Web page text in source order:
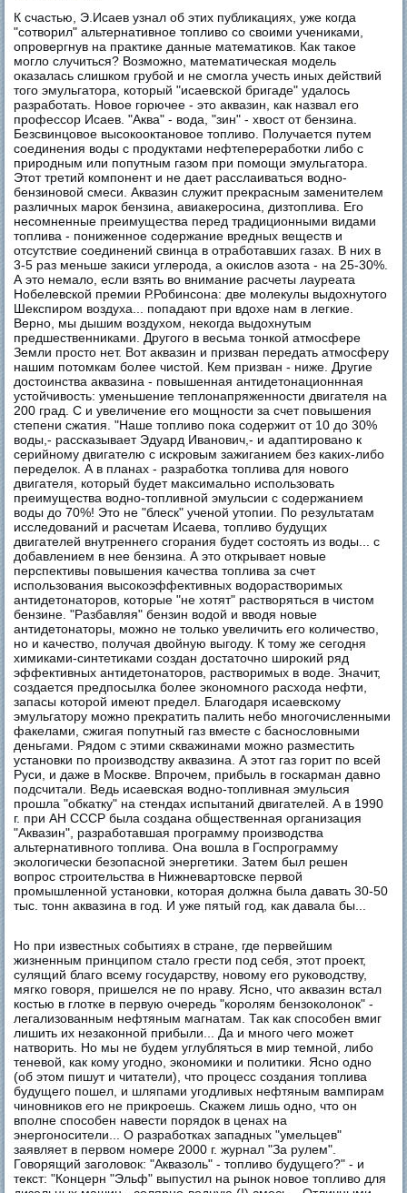
К счастью, Э.Исаев узнал об этих публикациях, уже когда
"сотворил" альтернативное топливо со своими учениками,
опровергнув на практике данные математиков. Как такое
могло случиться? Возможно, математическая модель
оказалась слишком грубой и не смогла учесть иных действий
того эмульгатора, который "исаевской бригаде" удалось
разработать. Новое горючее - это аквазин, как назвал его
профессор Исаев. "Аква" - вода, "зин" - хвост от бензина.
Безсвинцовое высокооктановое топливо. Получается путем
соединения воды с продуктами нефтепереработки либо с
природным или попутным газом при помощи эмульгатора.
Этот третий компонент и не дает расслаиваться водно-
бензиновой смеси. Аквазин служит прекрасным заменителем
различных марок бензина, авиакеросина, дизтоплива. Его
несомненные преимущества перед традиционными видами
топлива - пониженное содержание вредных веществ и
отсутствие соединений свинца в отработавших газах. В них в
3-5 раз меньше закиси углерода, а окислов азота - на 25-30%.
А это немало, если взять во внимание расчеты лауреата
Нобелевской премии Р.Робинсона: две молекулы выдохнутого
Шекспиром воздуха... попадают при вдохе нам в легкие.
Верно, мы дышим воздухом, некогда выдохнутым
предшественниками. Другого в весьма тонкой атмосфере
Земли просто нет. Вот аквазин и призван передать атмосферу
нашим потомкам более чистой. Кем призван - ниже. Другие
достоинства аквазина - повышенная антидетонационнная
устойчивость: уменьшение теплонапряженности двигателя на
200 град. С и увеличение его мощности за счет повышения
степени сжатия. "Наше топливо пока содержит от 10 до 30%
воды,- рассказывает Эдуард Иванович,- и адаптировано к
серийному двигателю с искровым зажиганием без каких-либо
переделок. А в планах - разработка топлива для нового
двигателя, который будет максимально использовать
преимущества водно-топливной эмульсии с содержанием
воды до 70%! Это не "блеск" ученой утопии. По результатам
исследований и расчетам Исаева, топливо будущих
двигателей внутреннего сгорания будет состоять из воды... с
добавлением в нее бензина. А это открывает новые
перспективы повышения качества топлива за счет
использования высокоэффективных водорастворимых
антидетонаторов, которые "не хотят" растворяться в чистом
бензине. "Разбавляя" бензин водой и вводя новые
антидетонаторы, можно не только увеличить его количество,
но и качество, получая двойную выгоду. К тому же сегодня
химиками-синтетиками создан достаточно широкий ряд
эффективных антидетонаторов, растворимых в воде. Значит,
создается предпосылка более экономного расхода нефти,
запасы которой имеют предел. Благодаря исаевскому
эмульгатору можно прекратить палить небо многочисленными
факелами, сжигая попутный газ вместе с баснословными
деньгами. Рядом с этими скважинами можно разместить
установки по производству аквазина. А этот газ горит по всей
Руси, и даже в Москве. Впрочем, прибыль в госкарман давно
подсчитали. Ведь исаевская водно-топливная эмульсия
прошла "обкатку" на стендах испытаний двигателей. А в 1990
г. при АН СССР была создана общественная организация
"Аквазин", разработавшая программу производства
альтернативного топлива. Она вошла в Госпрограмму
экологически безопасной энергетики. Затем был решен
вопрос строительства в Нижневартовске первой
промышленной установки, которая должна была давать 30-50
тыс. тонн аквазина в год. И уже пятый год, как давала бы...
Но при известных событиях в стране, где первейшим
жизненным принципом стало грести под себя, этот проект,
сулящий благо всему государству, новому его руководству,
мягко говоря, пришелся не по нраву. Ясно, что аквазин встал
костью в глотке в первую очередь "королям бензоколонок" -
легализованным нефтяным магнатам. Так как способен вмиг
лишить их незаконной прибыли... Да и много чего может
натворить. Но мы не будем углубляться в мир темной, либо
теневой, как кому угодно, экономики и политики. Ясно одно
(об этом пишут и читатели), что процесс создания топлива
будущего пошел, и шляпами угодливых нефтяным вампирам
чиновников его не прикроешь. Скажем лишь одно, что он
вполне способен навести порядок в ценах на
энергоносители... О разработках западных "умельцев"
заявляет в первом номере 2000 г. журнал "За рулем".
Говорящий заголовок: "Аквазоль" - топливо будущего?" - и
текст: "Концерн "Эльф" выпустил на рынок новое топливо для